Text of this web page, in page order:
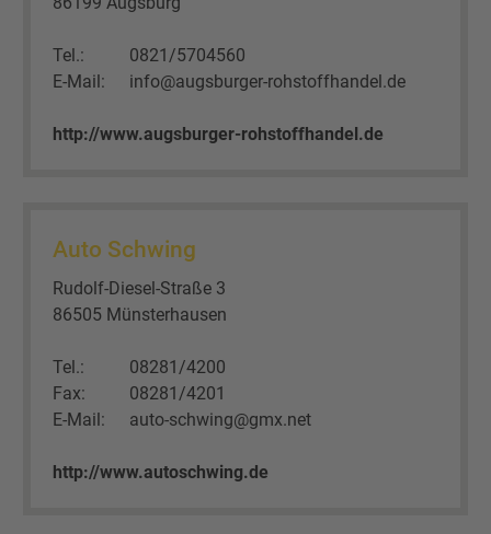
Tel.:
0821/5704560
E-Mail:
info@augsburger-rohstoffhandel.de
http://www.augsburger-rohstoffhandel.de
Auto Schwing
Rudolf-Diesel-Straße 3
86505 Münsterhausen
Tel.:
08281/4200
Fax:
08281/4201
E-Mail:
auto-schwing@gmx.net
http://www.autoschwing.de